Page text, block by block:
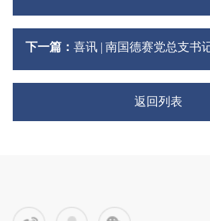
下一篇： 喜讯 | 南国德赛党总支书
返回列表